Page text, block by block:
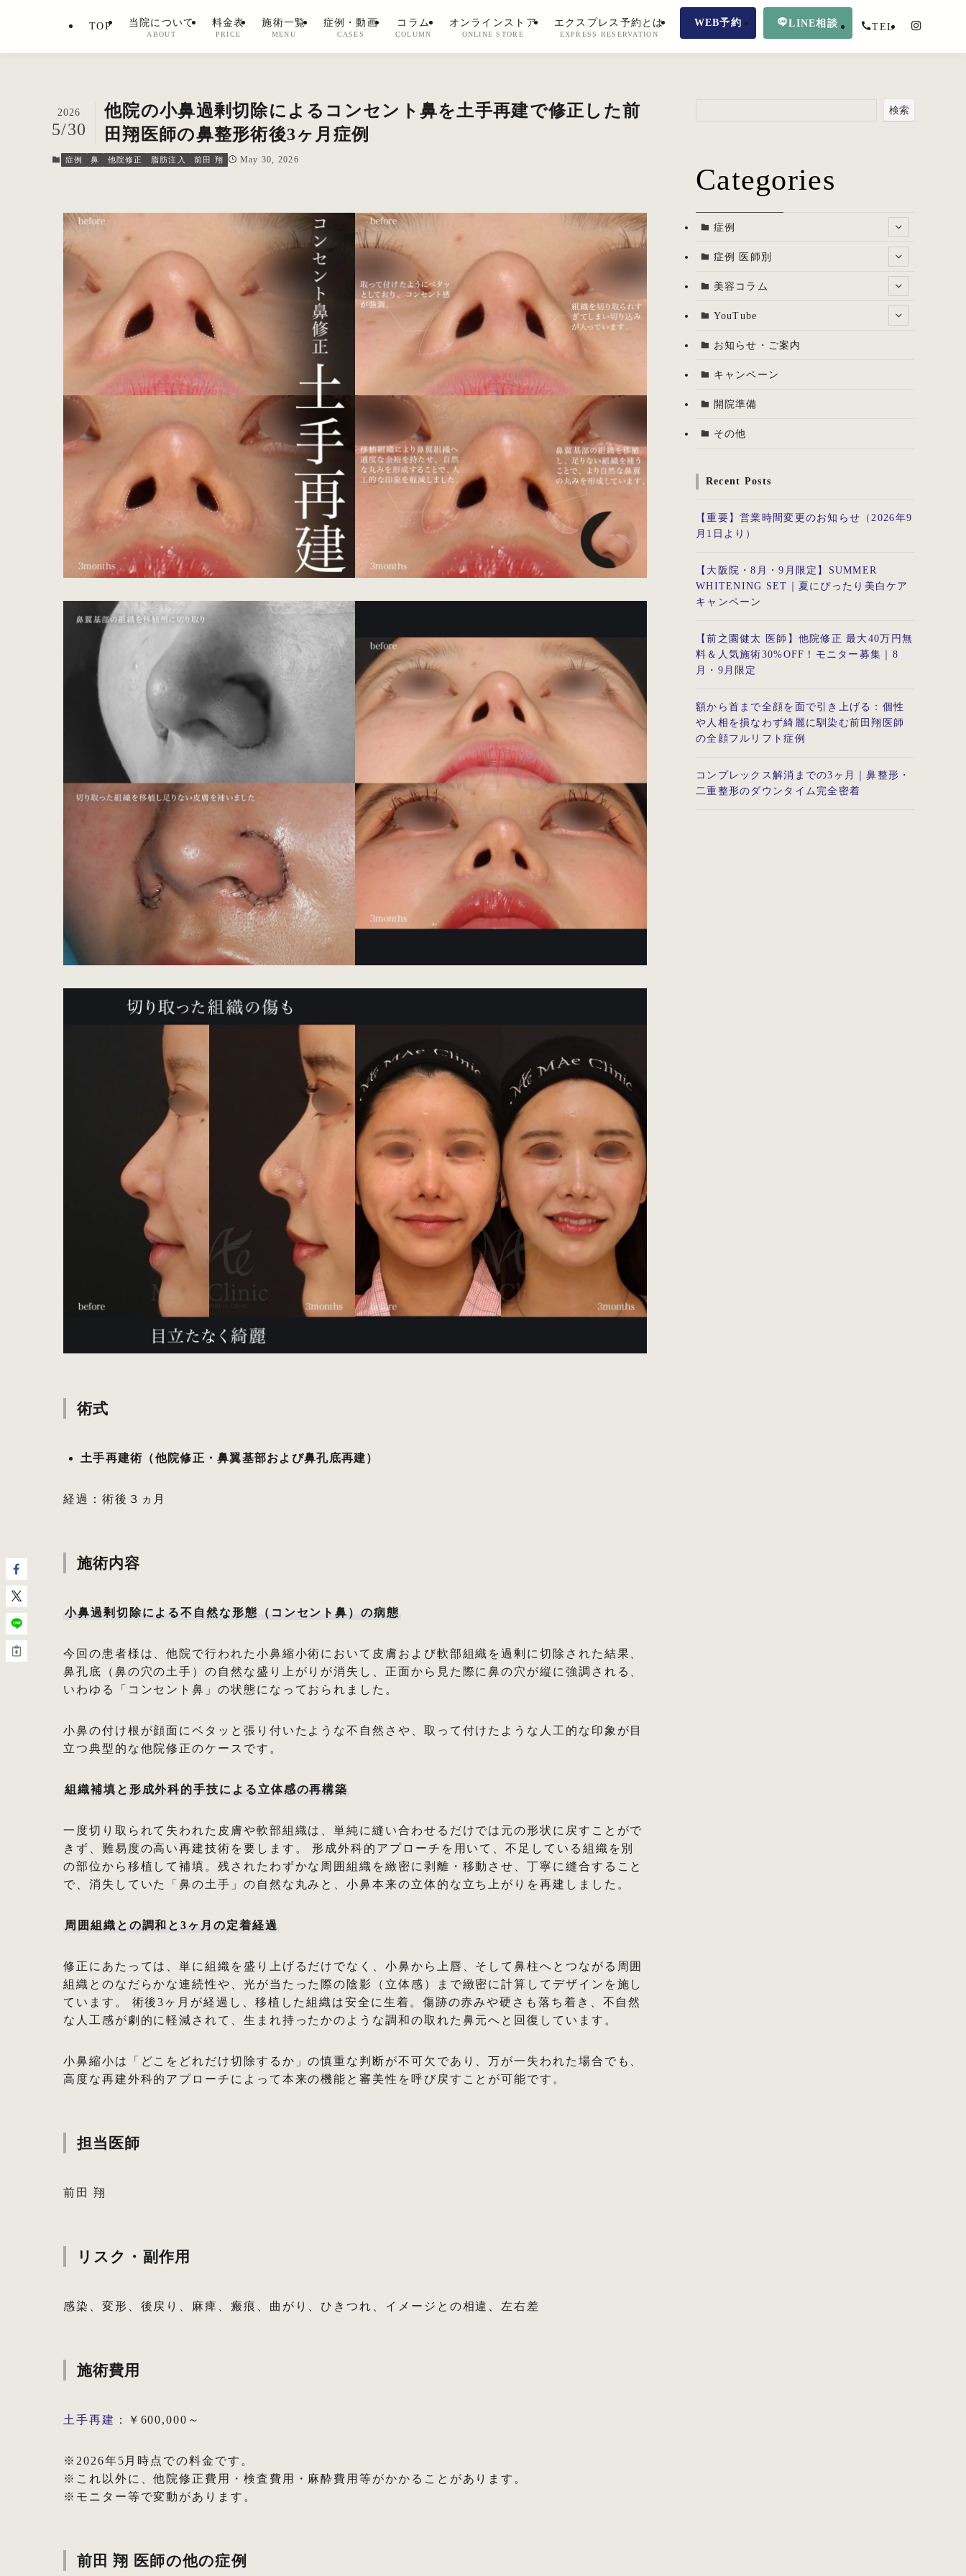
TOP 当院について
ABOUT
料金表
PRICE
施術一覧
MENU
症例・動画
CASES
コラム
COLUMN
オンラインストア
ONLINE STORE
エクスプレス予約とは
EXPRESS RESERVATION
WEB予約 LINE相談 TEL
他院の小鼻過剰切除によるコンセント鼻を土手再建で修正した前
田翔医師の鼻整形術後3ヶ月症例
2026
5/30
症例 鼻 他院修正 脂肪注入 前田 翔 May 30, 2026
術式
土手再建術（他院修正・鼻翼基部および鼻孔底再建）
経過：術後３ヵ月
施術内容
小鼻過剰切除による不自然な形態（コンセント鼻）の病態
今回の患者様は、他院で行われた小鼻縮小術において皮膚および軟部組織を過剰に切除された結果、
鼻孔底（鼻の穴の土手）の自然な盛り上がりが消失し、正面から見た際に鼻の穴が縦に強調される、
いわゆる「コンセント鼻」の状態になっておられました。
小鼻の付け根が顔面にベタッと張り付いたような不自然さや、取って付けたような人工的な印象が目
立つ典型的な他院修正のケースです。
組織補填と形成外科的手技による立体感の再構築
一度切り取られて失われた皮膚や軟部組織は、単純に縫い合わせるだけでは元の形状に戻すことがで
きず、難易度の高い再建技術を要します。 形成外科的アプローチを用いて、不足している組織を別
の部位から移植して補填。残されたわずかな周囲組織を緻密に剥離・移動させ、丁寧に縫合すること
で、消失していた「鼻の土手」の自然な丸みと、小鼻本来の立体的な立ち上がりを再建しました。
周囲組織との調和と3ヶ月の定着経過
修正にあたっては、単に組織を盛り上げるだけでなく、小鼻から上唇、そして鼻柱へとつながる周囲
組織とのなだらかな連続性や、光が当たった際の陰影（立体感）まで緻密に計算してデザインを施し
ています。 術後3ヶ月が経過し、移植した組織は安全に生着。傷跡の赤みや硬さも落ち着き、不自然
な人工感が劇的に軽減されて、生まれ持ったかのような調和の取れた鼻元へと回復しています。
小鼻縮小は「どこをどれだけ切除するか」の慎重な判断が不可欠であり、万が一失われた場合でも、
高度な再建外科的アプローチによって本来の機能と審美性を呼び戻すことが可能です。
担当医師
前田 翔
リスク・副作用
感染、変形、後戻り、麻痺、瘢痕、曲がり、ひきつれ、イメージとの相違、左右差
施術費用
土手再建 ：￥600,000～
※2026年5月時点での料金です。
※これ以外に、他院修正費用・検査費用・麻酔費用等がかかることがあります。
※モニター等で変動があります。
前田 翔 医師の他の症例
検索
Categories
症例
症例 医師別
美容コラム
YouTube
お知らせ・ご案内
キャンペーン
開院準備
その他
Recent Posts
【重要】営業時間変更のお知らせ（2026年9
月1日より）
【大阪院・8月・9月限定】SUMMER
WHITENING SET｜夏にぴったり美白ケア
キャンペーン
【前之園健太 医師】他院修正 最大40万円無
料＆人気施術30%OFF！モニター募集｜8
月・9月限定
額から首まで全顔を面で引き上げる：個性
や人相を損なわず綺麗に馴染む前田翔医師
の全顔フルリフト症例
コンプレックス解消までの3ヶ月｜鼻整形・
二重整形のダウンタイム完全密着